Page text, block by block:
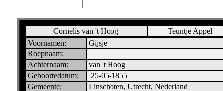
Cornelis van 't Hoog
Teuntje Appel
Voornamen:
Gijsje
Roepnaam:
Achternaam:
van 't Hoog
Geboortedatum:
25-05-1855
Gemeente:
Linschoten, Utrecht, Nederland